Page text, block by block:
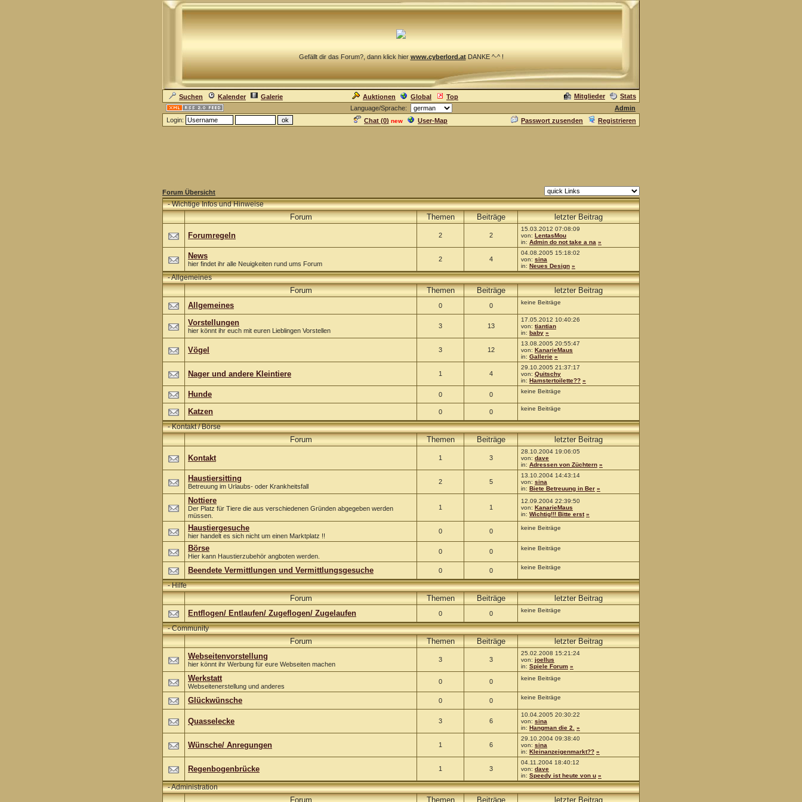
Gefällt dir das Forum?, dann klick hier www.cyberlord.atDANKE ^-^ !
Suchen Kalender Galerie Auktionen Global Top Mitglieder
Stats
Language/Sprache:
Admin
Login:
Chat (0) new User-Map Passwort zusenden Registrieren
Forum Übersicht
- Wichtige Infos und Hinweise
Forum Themen Beiträge letzter Beitrag
Forumregeln 2 2
15.03.2012 07:08:09
von: LentasMou
in: Admin do not take a na »
News
hier findet ihr alle Neuigkeiten rund ums Forum
2 4
04.08.2005 15:18:02
von: sina
in: Neues Design »
-Allgemeines
Forum Themen Beiträge
letzter Beitrag
Allgemeines
0 0 keine Beiträge
Vorstellungen
hier könnt ihr euch mit euren Lieblingen Vorstellen
3 13
17.05.2012 10:40:26
von: tiantian
in: baby »
Vögel 3 12
13.08.2005 20:55:47
von: KanarieMaus
in: Gallerie »
Nager und andere Kleintiere 1 4
29.10.2005 21:37:17
von: Quitschy
in: Hamstertoilette?? »
Hunde 0 0 keine Beiträge
Katzen 0 0 keine Beiträge
- Kontakt / Börse
Forum Themen Beiträge letzter Beitrag
Kontakt 1 3
28.10.2004 19:06:05
von: dave
in: Adressen von Züchtern »
Haustiersitting
Betreuung im Urlaubs- oder Krankheitsfall
2 5
13.10.2004 14:43:14
von: sina
in: Biete Betreuung in Ber »
Nottiere
Der Platz für Tiere die aus verschiedenen Gründen abgegeben werden
müssen.
1 1
12.09.2004 22:39:50
von: KanarieMaus
in: Wichtig!!! Bitte erst »
Haustiergesuche
hier handelt es sich nicht um einen Marktplatz !!
0 0 keine Beiträge
Börse
Hier kann Haustierzubehör angboten werden.
0 0 keine Beiträge
Beendete Vermittlungen und Vermittlungsgesuche 0 0 keine Beiträge
- Hilfe
Forum Themen Beiträge
letzter Beitrag
Entflogen/ Entlaufen/ Zugeflogen/ Zugelaufen
0 0 keine Beiträge
- Community
Forum Themen Beiträge
letzter Beitrag
Webseitenvorstellung
hier könnt ihr Werbung für eure Webseiten machen
3 3
25.02.2008 15:21:24
von: joellus
in: Spiele Forum »
Werkstatt
Webseitenerstellung und anderes
0 0 keine Beiträge
Glückwünsche 0 0 keine Beiträge
Quasselecke 3 6
10.04.2005 20:30:22
von: sina
in: Hangman die 2. »
Wünsche/ Anregungen 1 6
29.10.2004 09:38:40
von: sina
in: Kleinanzeigenmarkt?? »
Regenbogenbrücke 1 3
04.11.2004 18:40:12
von: dave
in: Speedy ist heute von u »
-Administration
Forum Themen Beiträge letzter Beitrag